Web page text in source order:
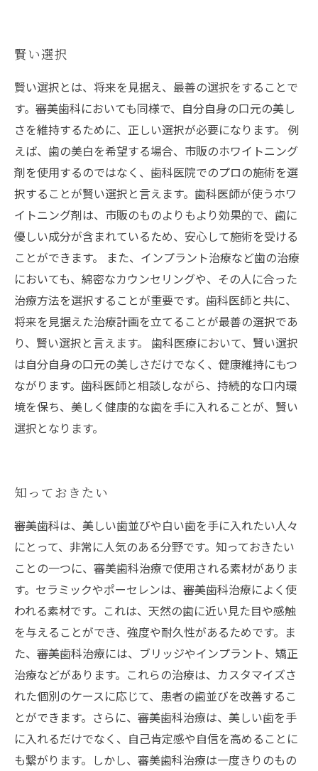
賢い選択
賢い選択とは、将来を見据え、最善の選択をすることで
す。審美歯科においても同様で、自分自身の口元の美し
さを維持するために、正しい選択が必要になります。 例
えば、歯の美白を希望する場合、市販のホワイトニング
剤を使用するのではなく、歯科医院でのプロの施術を選
択することが賢い選択と言えます。歯科医師が使うホワ
イトニング剤は、市販のものよりもより効果的で、歯に
優しい成分が含まれているため、安心して施術を受ける
ことができます。 また、インプラント治療など歯の治療
においても、綿密なカウンセリングや、その人に合った
治療方法を選択することが重要です。歯科医師と共に、
将来を見据えた治療計画を立てることが最善の選択であ
り、賢い選択と言えます。 歯科医療において、賢い選択
は自分自身の口元の美しさだけでなく、健康維持にもつ
ながります。歯科医師と相談しながら、持続的な口内環
境を保ち、美しく健康的な歯を手に入れることが、賢い
選択となります。
知っておきたい
審美歯科は、美しい歯並びや白い歯を手に入れたい人々
にとって、非常に人気のある分野です。知っておきたい
ことの一つに、審美歯科治療で使用される素材がありま
す。セラミックやポーセレンは、審美歯科治療によく使
われる素材です。これは、天然の歯に近い見た目や感触
を与えることができ、強度や耐久性があるためです。ま
た、審美歯科治療には、ブリッジやインプラント、矯正
治療などがあります。これらの治療は、カスタマイズさ
れた個別のケースに応じて、患者の歯並びを改善するこ
とができます。さらに、審美歯科治療は、美しい歯を手
に入れるだけでなく、自己肯定感や自信を高めることに
も繋がります。しかし、審美歯科治療は一度きりのもの